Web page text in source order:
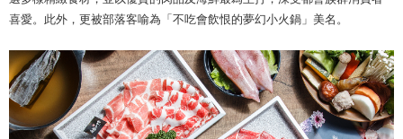
喜愛。此外，更被部落客喻為「不吃會飲恨的夢幻小火鍋」美名。